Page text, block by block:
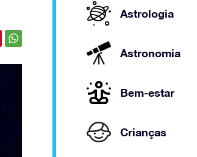
Astrologia
Astronomia
Bem-estar
Crianças